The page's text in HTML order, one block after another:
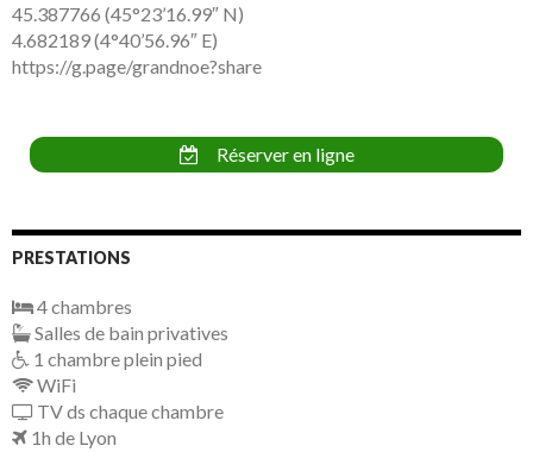
45.387766 (45°23’16.99″ N)
4.682189 (4°40’56.96″ E)
https://g.page/grandnoe?share
Réserver en ligne
PRESTATIONS
4 chambres
Salles de bain privatives
1 chambre plein pied
WiFi
TV ds chaque chambre
1h de Lyon